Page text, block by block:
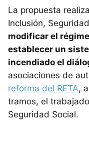
La propuesta
Inclusión,
modificar el
establecer un
incendiado el
asociaciones de
reforma del RETA,
tramos, el
Seguridad Social.